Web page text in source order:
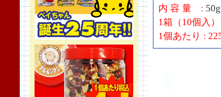
内 容 量 : 50g
1箱（10個入）
1個あたり :